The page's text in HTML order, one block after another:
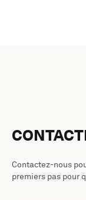
Contactez-nous
premiers pas pour